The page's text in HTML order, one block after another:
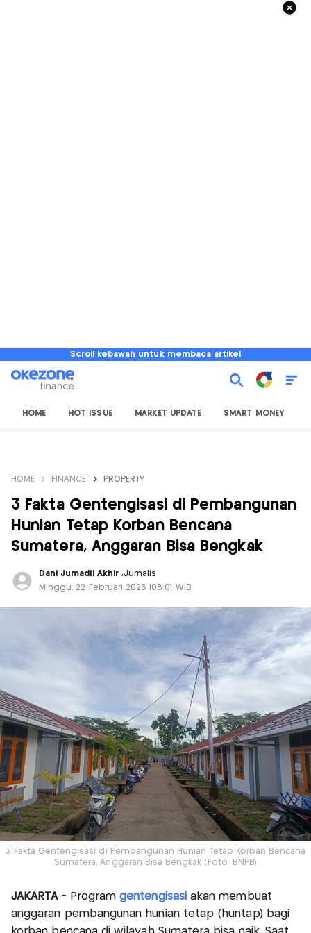
Scroll kebawah untuk membaca artikel
HOME HOT ISSUE MARKET UPDATE SMART MONEY
HOME FINANCE PROPERTY
3 Fakta Gentengisasi di Pembangunan
Hunian Tetap Korban Bencana
Sumatera, Anggaran Bisa Bengkak
Dani Jumadil Akhir ,Jurnalis
Minggu, 22 Februari 2026 |08:01 WIB
3 Fakta Gentengisasi di Pembangunan Hunian Tetap Korban Bencana
Sumatera, Anggaran Bisa Bengkak (Foto: BNPB)
JAKARTA - Programgentengisasiakan membuat
anggaran pembangunan hunian tetap (huntap) bagi
korban bencana di wilayah Sumatera bisa naik. Saat